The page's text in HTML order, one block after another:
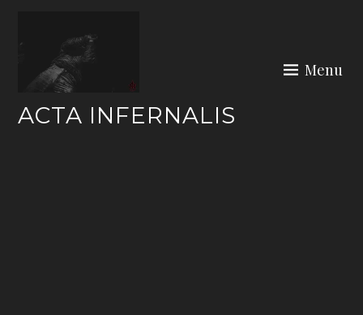
ACTA INFERNALIS
Menu